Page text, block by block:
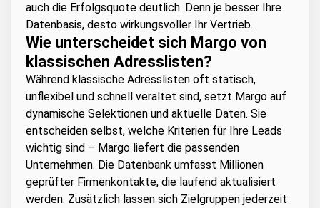
auch die Erfolgsquote deutlich. Denn je besser Ihre
Datenbasis, desto wirkungsvoller Ihr Vertrieb.
Wie unterscheidet sich Margo von
klassischen Adresslisten?
Während klassische Adresslisten oft statisch,
unflexibel und schnell veraltet sind, setzt Margo auf
dynamische Selektionen und aktuelle Daten. Sie
entscheiden selbst, welche Kriterien für Ihre Leads
wichtig sind – Margo liefert die passenden
Unternehmen. Die Datenbank umfasst Millionen
geprüfter Firmenkontakte, die laufend aktualisiert
werden. Zusätzlich lassen sich Zielgruppen jederzeit